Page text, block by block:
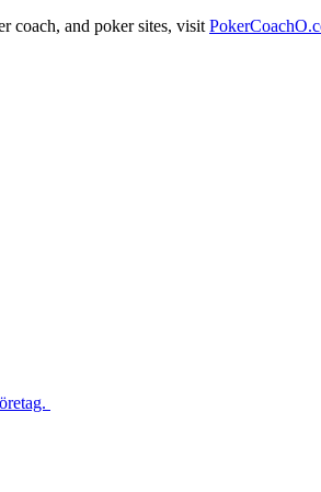
coach, and poker sites, visit